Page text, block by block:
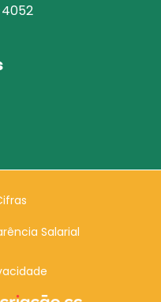
Salarial